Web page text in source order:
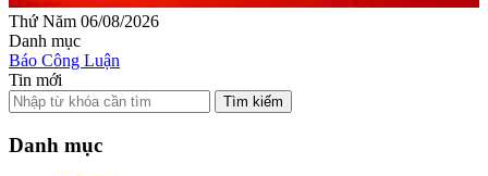
Thứ Năm 06/08/2026
Danh mục
Báo Công Luận
Tin mới
Tìm kiếm
Danh mục